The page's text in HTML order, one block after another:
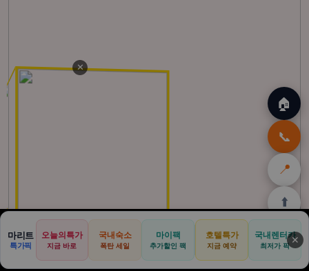
🏠
📞
📍
⬆️
🏠
홈
닷컴
🛡️
여행
보험
🛒
테무
쿠폰
🎁
아마존
할인
✕
마리트
특가픽
오늘의특가
지금 바로
국내숙소
폭탄 세일
마이팩
추가할인 팩
호텔특가
지금 예약
국내렌터카
최저가 픽 ✕